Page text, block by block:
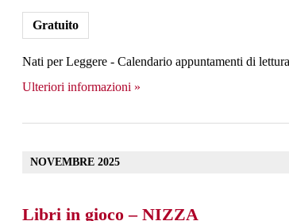
Gratuito
Nati per Leggere - Calendario appuntamenti di
Ulteriori informazioni »
NOVEMBRE 2025
Libri in gioco – NIZZA